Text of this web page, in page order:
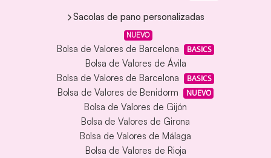
Sacolas de pano personalizadas
NUEVO
Bolsa de Valores de Barcelona BASICS
Bolsa de Valores de Ávila
Bolsa de Valores de Barcelona
BASICS
Bolsa de Valores de Benidorm NUEVO
Bolsa de Valores de Gijón
Bolsa de Valores de Girona
Bolsa de Valores de Málaga
Bolsa de Valores de Rioja